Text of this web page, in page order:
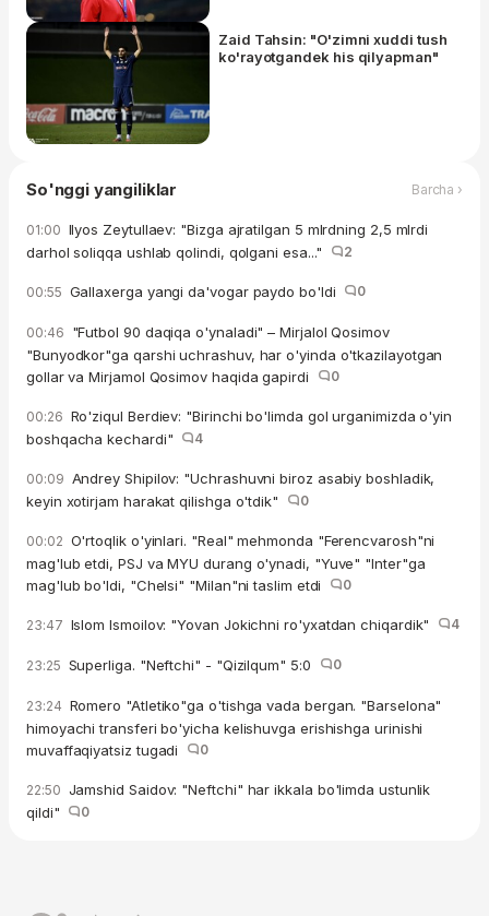
Zaid Tahsin: "O'zimni xuddi tush
ko'rayotgandek his qilyapman"
So'nggi yangiliklar Barcha ›
01:00 Ilyos Zeytullaev: "Bizga ajratilgan 5 mlrdning 2,5 mlrdi
darhol soliqqa ushlab qolindi, qolgani esa..."
2
00:55 Gallaxerga yangi da'vogar paydo bo'ldi 0
00:46 "Futbol 90 daqiqa o'ynaladi" – Mirjalol Qosimov
"Bunyodkor"ga qarshi uchrashuv, har o'yinda o'tkazilayotgan
gollar va Mirjamol Qosimov haqida gapirdi
0
00:26 Ro'ziqul Berdiev: "Birinchi bo'limda gol urganimizda o'yin
boshqacha kechardi"
4
00:09 Andrey Shipilov: "Uchrashuvni biroz asabiy boshladik,
keyin xotirjam harakat qilishga o'tdik"
0
00:02 O'rtoqlik o'yinlari. "Real" mehmonda "Ferencvarosh"ni
mag'lub etdi, PSJ va MYU durang o'ynadi, "Yuve" "Inter"ga
mag'lub bo'ldi, "Chelsi" "Milan"ni taslim etdi
0
23:47 Islom Ismoilov: "Yovan Jokichni ro'yxatdan chiqardik" 4
23:25 Superliga. "Neftchi" - "Qizilqum" 5:0 0
23:24 Romero "Atletiko"ga o'tishga vada bergan. "Barselona"
himoyachi transferi bo'yicha kelishuvga erishishga urinishi
muvaffaqiyatsiz tugadi
0
22:50 Jamshid Saidov: "Neftchi" har ikkala bo'limda ustunlik
qildi"
0